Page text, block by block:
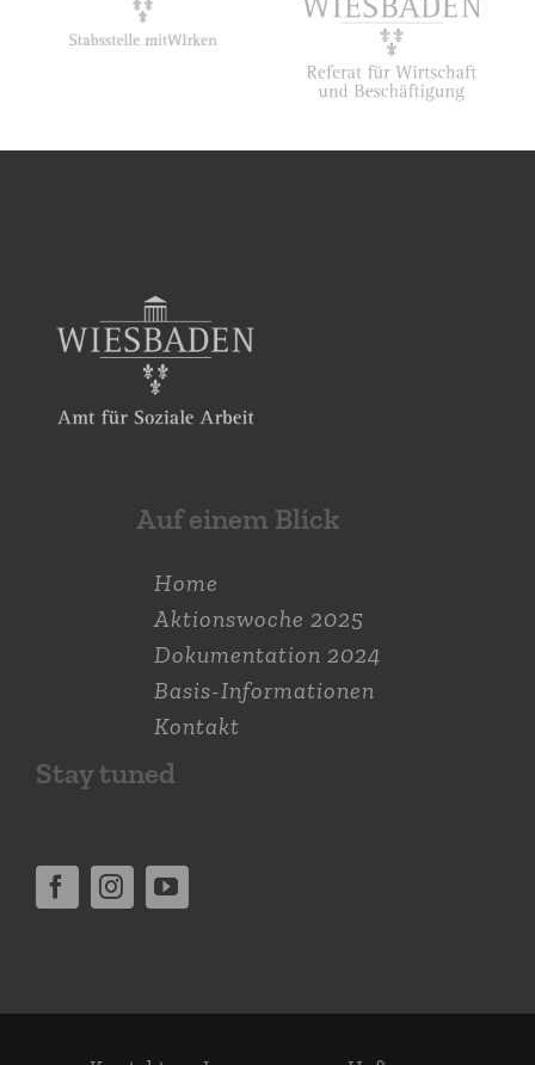
Auf einem Blick
Home
Aktions­woche 2025
Dokumen­tation 2024
Basis-Informationen
Kontakt
Stay tuned